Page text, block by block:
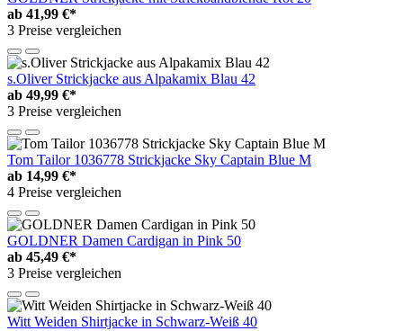
ab 41,99 €*
3 Preise vergleichen
s.Oliver Strickjacke aus Alpakamix Blau 42
ab 49,99 €*
3 Preise vergleichen
Tom Tailor 1036778 Strickjacke Sky Captain Blue M
ab 14,99 €*
4 Preise vergleichen
GOLDNER Damen Cardigan in Pink 50
ab 45,49 €*
3 Preise vergleichen
Witt Weiden Shirtjacke in Schwarz-Weiß 40